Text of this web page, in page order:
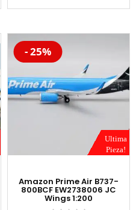
-20%
Ultima
Pieza!
- 25%
Amazon Prime Air B737-
800BCF EW2738006 JC
Wings 1:200